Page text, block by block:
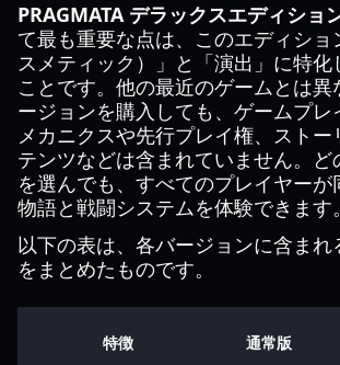
PRAGMATA デラックスエディショ
て最も重要な点は、このエディショ
スメティック）」と「演出」に特化
ことです。他の最近のゲームとは
ージョンを購入しても、ゲームプレ
メカニクスや先行プレイ権、ストー
テンツなどは含まれていません。ど
を選んでも、すべてのプレイヤーが
物語と戦闘システムを体験できます。
以下の表は、各バージョンに含まれ
をまとめたものです。
特徴 通常版